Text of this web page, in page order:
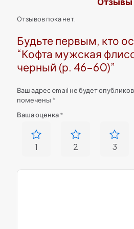
Отзывов пока нет.
Будьте первым, кто
“Кофта мужская
черный (р. 46-60)”
Ваш адрес email не будет
помечены *
Ваша оценка*
1 2 3